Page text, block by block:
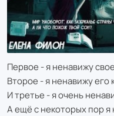
Первое - я ненавижу
Второе - я ненавижу его
И третье - я очень
А ещё с некоторых пор я